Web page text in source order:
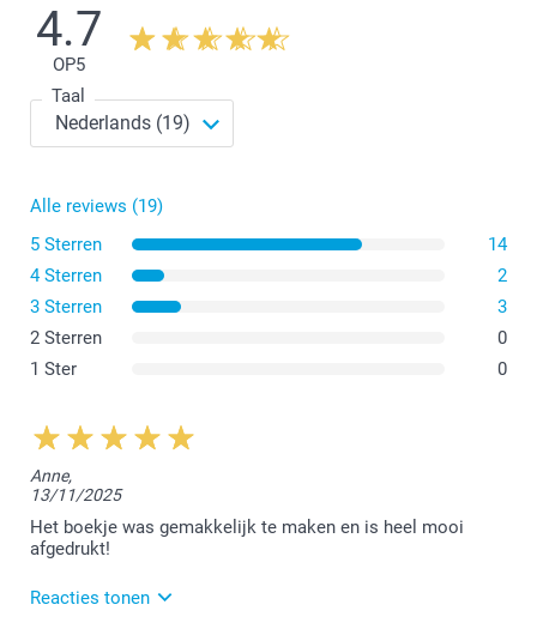
4.7
OP5
Taal
Alle reviews (19)
5 Sterren
14
4 Sterren
2
3 Sterren
3
2 Sterren
0
1 Ster
0
Anne,
13/11/2025
Het boekje was gemakkelijk te maken en is heel mooi
afgedrukt!
Reacties tonen